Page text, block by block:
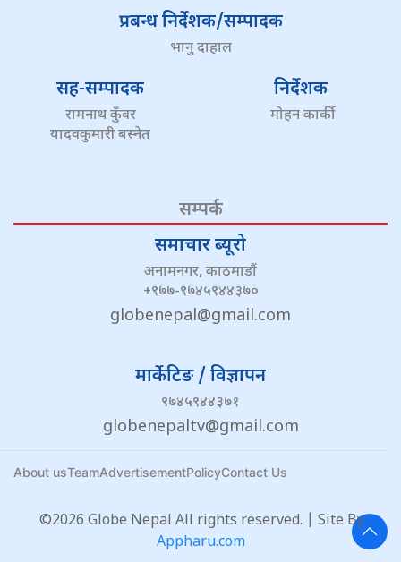
प्रबन्ध निर्देशक/सम्पादक
भानु दाहाल
सह-सम्पादक
रामनाथ कुँवर
यादवकुमारी बस्नेत
निर्देशक
मोहन कार्की
सम्पर्क
समाचार ब्यूरो
अनामनगर, काठमाडौं
+९७७-९७४५९४४३७०
globenepal@gmail.com
मार्केटिङ / विज्ञापन
९७४५९४४३७१
globenepaltv@gmail.com
About usTeamAdvertisementPolicyContact Us
©2026 Globe Nepal All rights reserved. | Site By :
Appharu.com